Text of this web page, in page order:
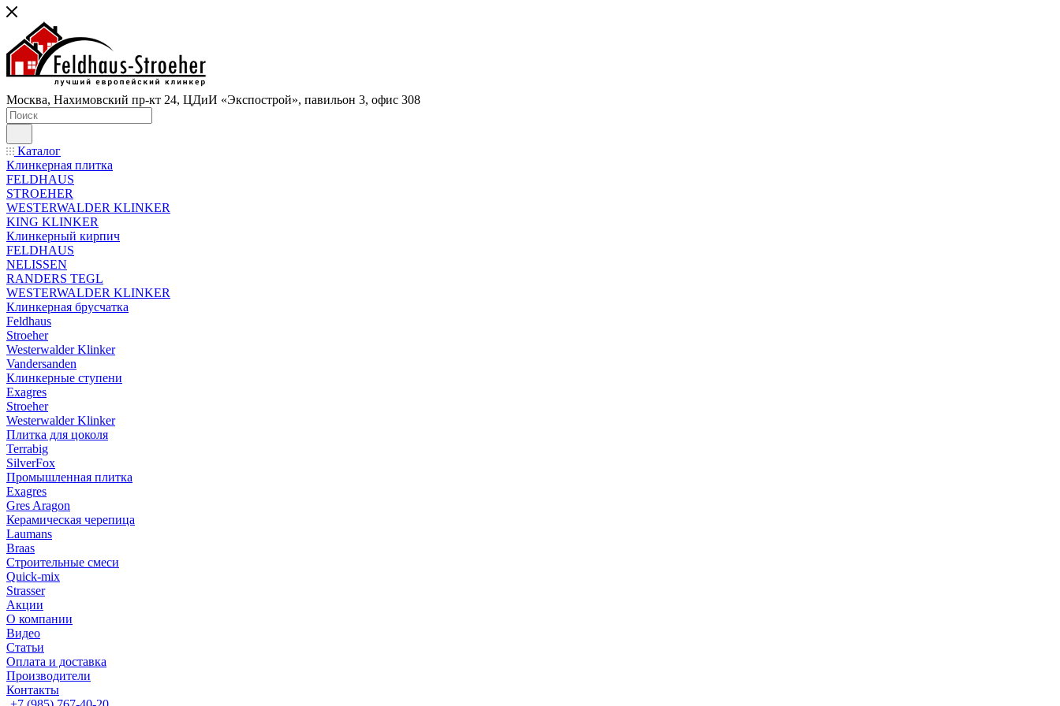
Москва, Нахимовский пр-кт 24, ЦДиИ «Экспострой», павильон 3, офис 308
Каталог
Клинкерная плитка
FELDHAUS
STROEHER
WESTERWALDER KLINKER
KING KLINKER
Клинкерный кирпич
FELDHAUS
NELISSEN
RANDERS TEGL
WESTERWALDER KLINKER
Клинкерная брусчатка
Feldhaus
Stroeher
Westerwalder Klinker
Vandersanden
Клинкерные ступени
Exagres
Stroeher
Westerwalder Klinker
Плитка для цоколя
Terrabig
SilverFox
Промышленная плитка
Exagres
Gres Aragon
Керамическая черепица
Laumans
Braas
Строительные смеси
Quick-mix
Strasser
Акции
О компании
Видео
Статьи
Оплата и доставка
Производители
Контакты